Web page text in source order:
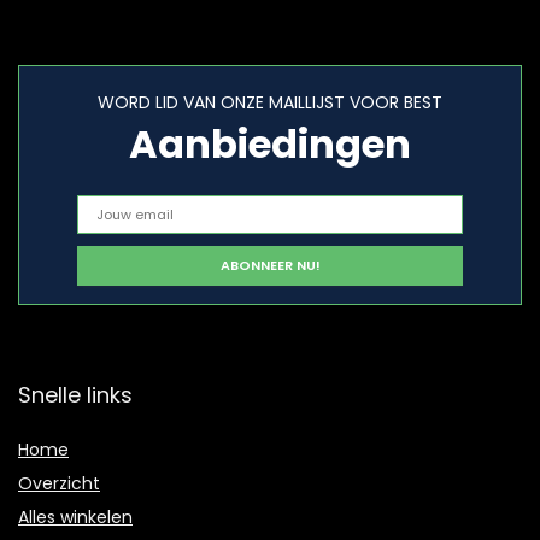
WORD LID VAN ONZE MAILLIJST VOOR BEST
Aanbiedingen
Snelle links
Home
Overzicht
Alles winkelen